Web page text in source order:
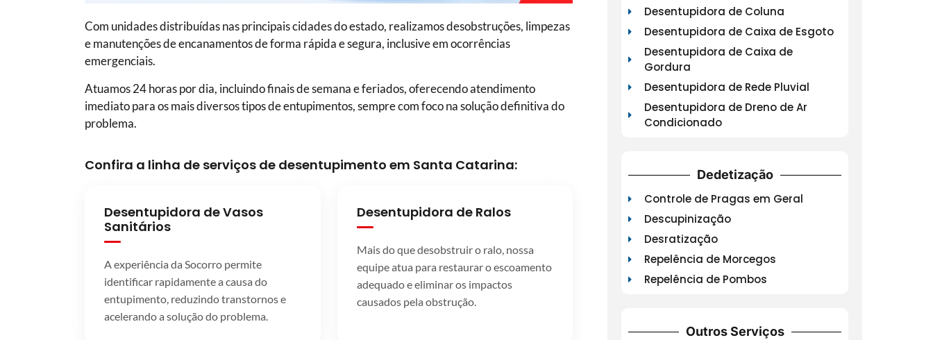
Com unidades distribuídas nas principais cidades do estado, realizamos desobstruções, limpezas
e manutenções de encanamentos de forma rápida e segura, inclusive em ocorrências
emergenciais.
Atuamos 24 horas por dia, incluindo finais de semana e feriados, oferecendo atendimento
imediato para os mais diversos tipos de entupimentos, sempre com foco na solução definitiva do
problema.
Confira a linha de serviços de desentupimento em Santa Catarina:
Desentupidora de Vasos
Sanitários
A experiência da Socorro permite
identificar rapidamente a causa do
entupimento, reduzindo transtornos e
acelerando a solução do problema.
Desentupidora de Ralos
Mais do que desobstruir o ralo, nossa
equipe atua para restaurar o escoamento
adequado e eliminar os impactos
causados pela obstrução.
Desentupidora de Coluna
Desentupidora de Caixa de Esgoto
Desentupidora de Caixa de
Gordura
Desentupidora de Rede Pluvial
Desentupidora de Dreno de Ar
Condicionado
Dedetização
Controle de Pragas em Geral
Descupinização
Desratização
Repelência de Morcegos
Repelência de Pombos
Outros Serviços